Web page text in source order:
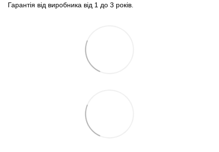
Гарантія від виробника від 1 до 3 років.